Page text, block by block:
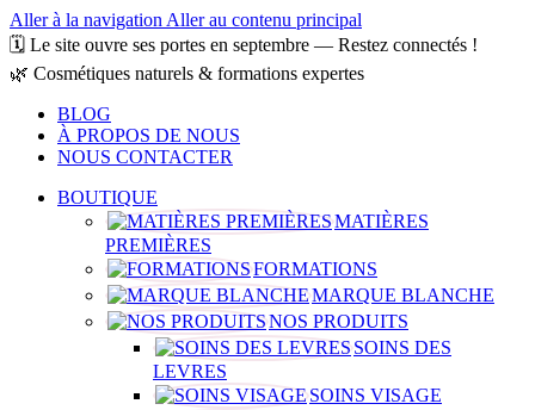
Aller à la navigation Aller au contenu principal
🗓️ Le site ouvre ses portes en septembre — Restez connectés !
🌿 Cosmétiques naturels & formations expertes
BLOG
À PROPOS DE NOUS
NOUS CONTACTER
BOUTIQUE
MATIÈRES
PREMIÈRES
FORMATIONS
MARQUE BLANCHE
NOS PRODUITS
SOINS DES
LEVRES
SOINS VISAGE